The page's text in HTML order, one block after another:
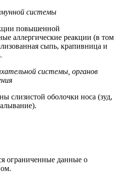
системы
повышенной
аллергические реакции (в том
сыпь, крапивница и
системы, органов
слизистой оболочки носа (зуд,
ограниченные данные о